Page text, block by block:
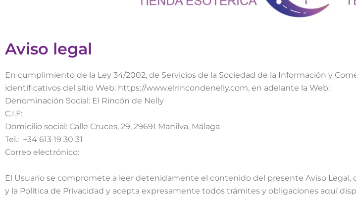
Aviso legal
En cumplimiento de la Ley 34/2002, de Servicios de la Sociedad de la Información y
identificativos del sitio Web: https://www.elrincondenelly.com, en adelante la Web:
Denominación Social: El Rincón de Nelly
C.I.F:
Domicilio social: Calle Cruces, 29, 29691 Manilva, Málaga
Tel.: +34 613 19 30 31
Correo electrónico:
El Usuario se compromete a leer detenidamente el contenido del presente Aviso
y la Política de Privacidad y acepta expresamente todos trámites y obligaciones aquí